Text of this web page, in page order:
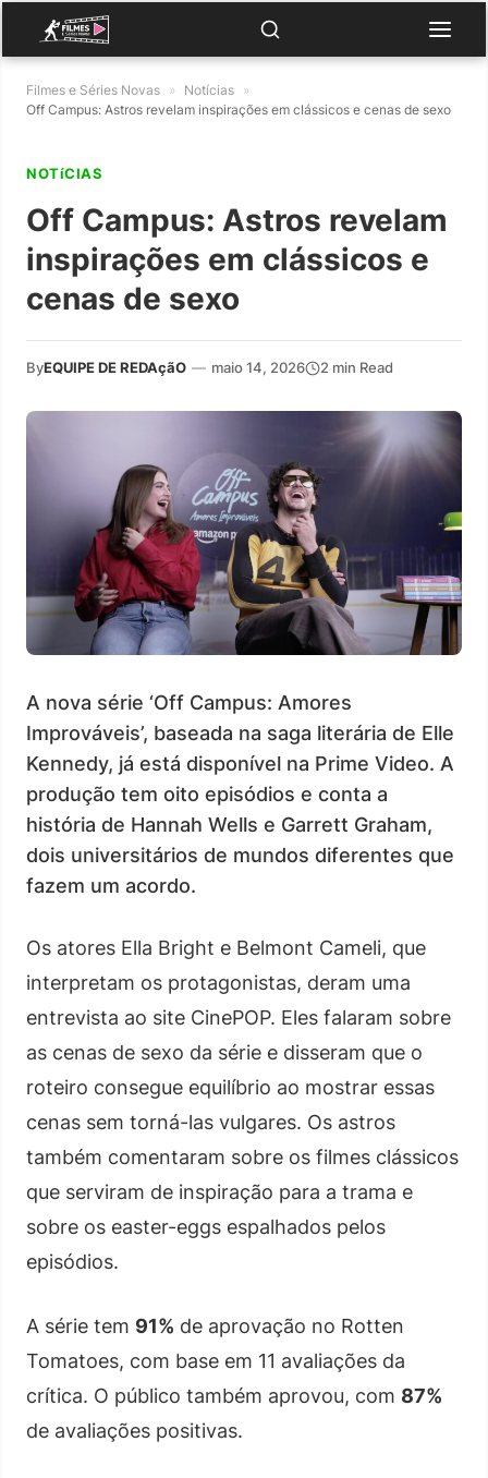
Filmes e Séries Novas » Notícias »
Off Campus: Astros revelam inspirações em clássicos e cenas de sexo
NOTíCIAS
Off Campus: Astros revelam
inspirações em clássicos e
cenas de sexo
ByEQUIPE DE REDAçãO — maio 14, 2026 2 min Read
A nova série ‘Off Campus: Amores
Improváveis’, baseada na saga literária de Elle
Kennedy, já está disponível na Prime Video. A
produção tem oito episódios e conta a
história de Hannah Wells e Garrett Graham,
dois universitários de mundos diferentes que
fazem um acordo.
Os atores Ella Bright e Belmont Cameli, que
interpretam os protagonistas, deram uma
entrevista ao site CinePOP. Eles falaram sobre
as cenas de sexo da série e disseram que o
roteiro consegue equilíbrio ao mostrar essas
cenas sem torná-las vulgares. Os astros
também comentaram sobre os filmes clássicos
que serviram de inspiração para a trama e
sobre os easter-eggs espalhados pelos
episódios.
A série tem 91% de aprovação no Rotten
Tomatoes, com base em 11 avaliações da
crítica. O público também aprovou, com 87%
de avaliações positivas.